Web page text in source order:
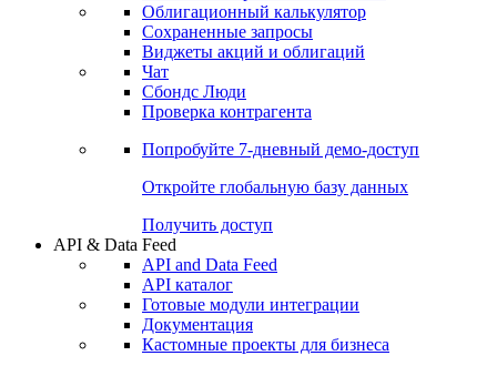
Портфель
Watchlist
Надстройка XLS
Мобильное приложение Cbonds
Облигационный калькулятор
Сохраненные запросы
Чат
Проверка контрагента
Попробуйте7-дневный
Откройте глобальную базу данных
Получить доступ
API & Data Feed
API and Data Feed